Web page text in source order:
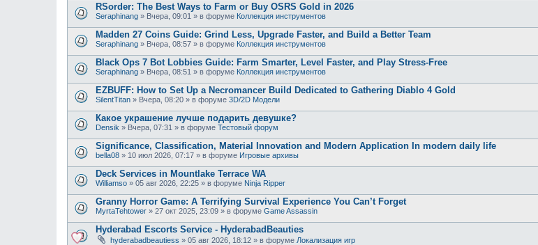
RSorder: The Best Ways to Farm or Buy OSRS Gold in 2026
Seraphinang » Вчера, 09:01 » в форуме Коллекция инструментов
Madden 27 Coins Guide: Grind Less, Upgrade Faster, and Build a Better Team
Seraphinang » Вчера, 08:57 » в форуме Коллекция инструментов
Black Ops 7 Bot Lobbies Guide: Farm Smarter, Level Faster, and Play Stress-Free
Seraphinang » Вчера, 08:51 » в форуме Коллекция инструментов
EZBUFF: How to Set Up a Necromancer Build Dedicated to Gathering Diablo 4 Gold
SilentTitan » Вчера, 08:20 » в форуме 3D/2D Модели
Какое украшение лучше подарить девушке?
Densik » Вчера, 07:31 » в форуме Тестовый форум
Significance, Classification, Material Innovation and Modern Application In modern daily life
bella08 » 10 июл 2026, 07:17 » в форуме Игровые архивы
Deck Services in Mountlake Terrace WA
Williamso » 05 авг 2026, 22:25 » в форуме Ninja Ripper
Granny Horror Game: A Terrifying Survival Experience You Can’t Forget
MyrtaTehtower » 27 окт 2025, 23:09 » в форуме Game Assassin
Hyderabad Escorts Service - HyderabadBeauties
hyderabadbeautiess » 05 авг 2026, 18:12 » в форуме Локализация игр